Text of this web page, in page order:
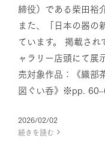
締役）である柴田裕
また、「日本の器の
ています。 掲載さ
ャラリー店頭にて展
売対象作品：《織部
図ぐい呑》※pp.
2026/02/02
続きを読む